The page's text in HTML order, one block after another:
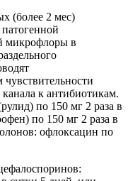
(более 2 мес)
микрофлоры в
к антибиотикам.
по 150 мг 2 раза в
по 150 мг 2 раза в
офлоксацин по